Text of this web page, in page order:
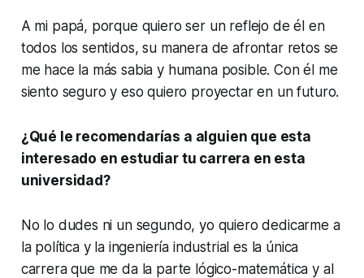
A mi papá, porque quiero ser un reflejo de él en
todos los sentidos, su manera de afrontar retos se
me hace la más sabia y humana posible. Con él me
siento seguro y eso quiero proyectar en un futuro.
¿Qué le recomendarías a alguien que esta
interesado en estudiar tu carrera en esta
universidad?
No lo dudes ni un segundo, yo quiero dedicarme a
la política y la ingeniería industrial es la única
carrera que me da la parte lógico-matemática y al